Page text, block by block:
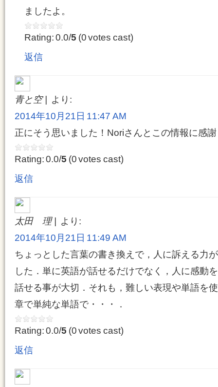
ましたよ。
Rating: 0.0/5 (0 votes cast)
返信
青と空
より:
2014年10月21日 11:47 AM
正にそう思いました！Noriさんとこの情報に感
Rating: 0.0/5 (0 votes cast)
返信
太田 理
より:
2014年10月21日 11:49 AM
ちょっとした言葉の書き換えで，人に訴える力
した．単に英語が話せるだけでなく，人に感動
話せる事が大切．それも，難しい表現や単語を
章で単純な単語で・・・．
Rating: 0.0/5 (0 votes cast)
返信